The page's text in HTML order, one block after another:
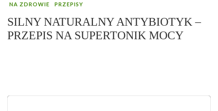
NA ZDROWIE PRZEPISY
SILNY NATURALNY ANTYBIOTYK –
PRZEPIS NA SUPERTONIK MOCY